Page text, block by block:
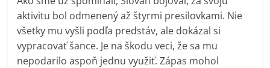
aktivitu bol odmenený až štyrmi presilovkami. Nie
všetky mu vyšli podľa predstáv, ale dokázal si
vypracovať šance. Je na škodu veci, že sa mu
nepodarilo aspoň jednu využiť. Zápas mohol